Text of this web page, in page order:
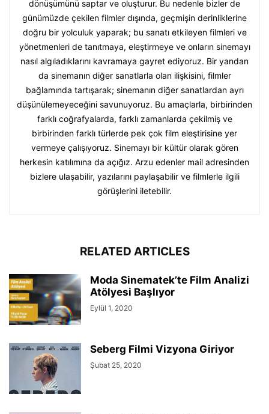
dönüşümünü saptar ve oluşturur. Bu nedenle bizler de
günümüzde çekilen filmler dışında, geçmişin derinliklerine
doğru bir yolculuk yaparak; bu sanatı etkileyen filmleri ve
yönetmenleri de tanıtmaya, eleştirmeye ve onların sinemayı
nasıl algıladıklarını kavramaya gayret ediyoruz. Bir yandan
da sinemanın diğer sanatlarla olan ilişkisini, filmler
bağlamında tartışarak; sinemanın diğer sanatlardan ayrı
düşünülemeyeceğini savunuyoruz. Bu amaçlarla, birbirinden
farklı coğrafyalarda, farklı zamanlarda çekilmiş ve
birbirinden farklı türlerde pek çok film eleştirisine yer
vermeye çalışıyoruz. Sinemayı bir kültür olarak gören
herkesin katılımına da açığız. Arzu edenler mail adresinden
bizlere ulaşabilir, yazılarını paylaşabilir ve filmlerle ilgili
görüşlerini iletebilir.
RELATED ARTICLES
Moda Sinematek’te Film Analizi
Atölyesi Başlıyor
Eylül 1, 2020
Seberg Filmi Vizyona Giriyor
Şubat 25, 2020